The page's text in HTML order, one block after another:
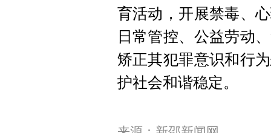
育活动，开展禁毒、
日常管控、公益劳动
矫正其犯罪意识和行
护社会和谐稳定。